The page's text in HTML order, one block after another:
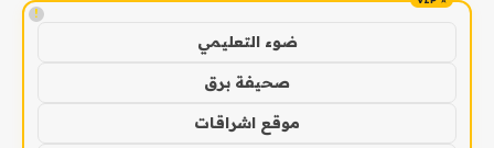
!
ضوء التعليمي
صحيفة برق
موقع اشراقات